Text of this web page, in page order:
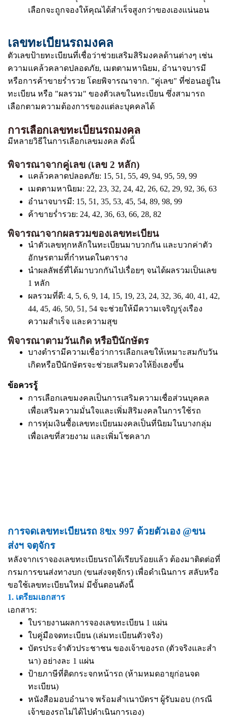
เลือกจะถูกจองให้คุณได้สำเร็จสูงกว่าของเองแน่นอน
เลขทะเบียนรถมงคล
ตัวเลขป้ายทะเบียนที่เชื่อว่าช่วยเสริมสิริมงคลด้านต่างๆ เช่น
ความแคล้วคลาดปลอดภัย, เมตตามหานิยม, อำนาจบารมี
หรือการค้าขายร่ำรวย โดยพิจารณาจาก. "คู่เลข" ที่ซ่อนอยู่ใน
ทะเบียน หรือ "ผลรวม" ของตัวเลขในทะเบียน ซึ่งสามารถ
เลือกตามความต้องการของแต่ละบุคคลได้
การเลือกเลขทะเบียนรถมงคล
มีหลายวิธีในการเลือกเลขมงคล ดังนี้
พิจารณาจากคู่เลข (เลข 2 หลัก)
แคล้วคลาดปลอดภัย: 15, 51, 55, 49, 94, 95, 59, 99
เมตตามหานิยม: 22, 23, 32, 24, 42, 26, 62, 29, 92, 36, 63
อำนาจบารมี: 15, 51, 35, 53, 45, 54, 89, 98, 99
ค้าขายร่ำรวย: 24, 42, 36, 63, 66, 28, 82
พิจารณาจากผลรวมของเลขทะเบียน
นำตัวเลขทุกหลักในทะเบียนมาบวกกัน และบวกค่าตัว
อักษรตามที่กำหนดในตาราง
นำผลลัพธ์ที่ได้มาบวกกันไปเรื่อยๆ จนได้ผลรวมเป็นเลข
1 หลัก
ผลรวมที่ดี: 4, 5, 6, 9, 14, 15, 19, 23, 24, 32, 36, 40, 41, 42,
44, 45, 46, 50, 51, 54 จะช่วยให้มีความเจริญรุ่งเรือง
ความสำเร็จ และความสุข
พิจารณาตามวันเกิด หรือปีนักษัตร
บางตำรามีความเชื่อว่าการเลือกเลขให้เหมาะสมกับวัน
เกิดหรือปีนักษัตรจะช่วยเสริมดวงให้ยิ่งเฮงขึ้น
ข้อควรรู้
การเลือกเลขมงคลเป็นการเสริมความเชื่อส่วนบุคคล
เพื่อเสริมความมั่นใจและเพิ่มสิริมงคลในการใช้รถ
การทุ่มเงินซื้อเลขทะเบียนมงคลเป็นที่นิยมในบางกลุ่ม
เพื่อเลขที่สวยงาม และเพิ่มโชคลาภ
การจดเลขทะเบียนรถ 8ขx 997 ด้วยตัวเอง @ขน
ส่งฯ จตุจักร
หลังจากเราจองเลขทะเบียนรถได้เรียบร้อยแล้ว ต้องมาติดต่อที่
กรมการขนส่งทางบก (ขนส่งจตุจักร) เพื่อดำเนินการ สลับหรือ
ขอใช้เลขทะเบียนใหม่ มีขั้นตอนดังนี้
1. เตรียมเอกสาร
เอกสาร:
ใบรายงานผลการจองเลขทะเบียน 1 แผ่น
ใบคู่มือจดทะเบียน (เล่มทะเบียนตัวจริง)
บัตรประจำตัวประชาชน ของเจ้าของรถ (ตัวจริงและสำ
นา) อย่างละ 1 แผ่น
ป้ายภาษีที่ติดกระจกหน้ารถ (ห้ามหมดอายุก่อนจด
ทะเบียน)
หนังสือมอบอำนาจ พร้อมสำเนาบัตรฯ ผู้รับมอบ (กรณี
เจ้าของรถไม่ได้ไปดำเนินการเอง)